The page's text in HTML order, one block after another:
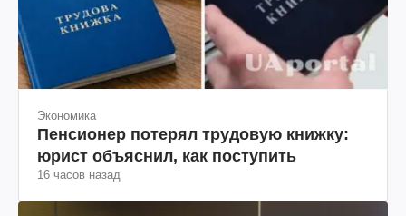
Экономика
Пенсионер потерял трудовую книжку:
юрист объяснил, как поступить
16 часов назад